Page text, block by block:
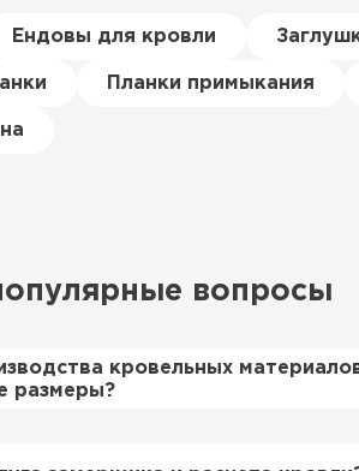
Ендовы для кровли
Планки примыкания
вопросы
кровельных
размеры?
дня. Производственные мощности